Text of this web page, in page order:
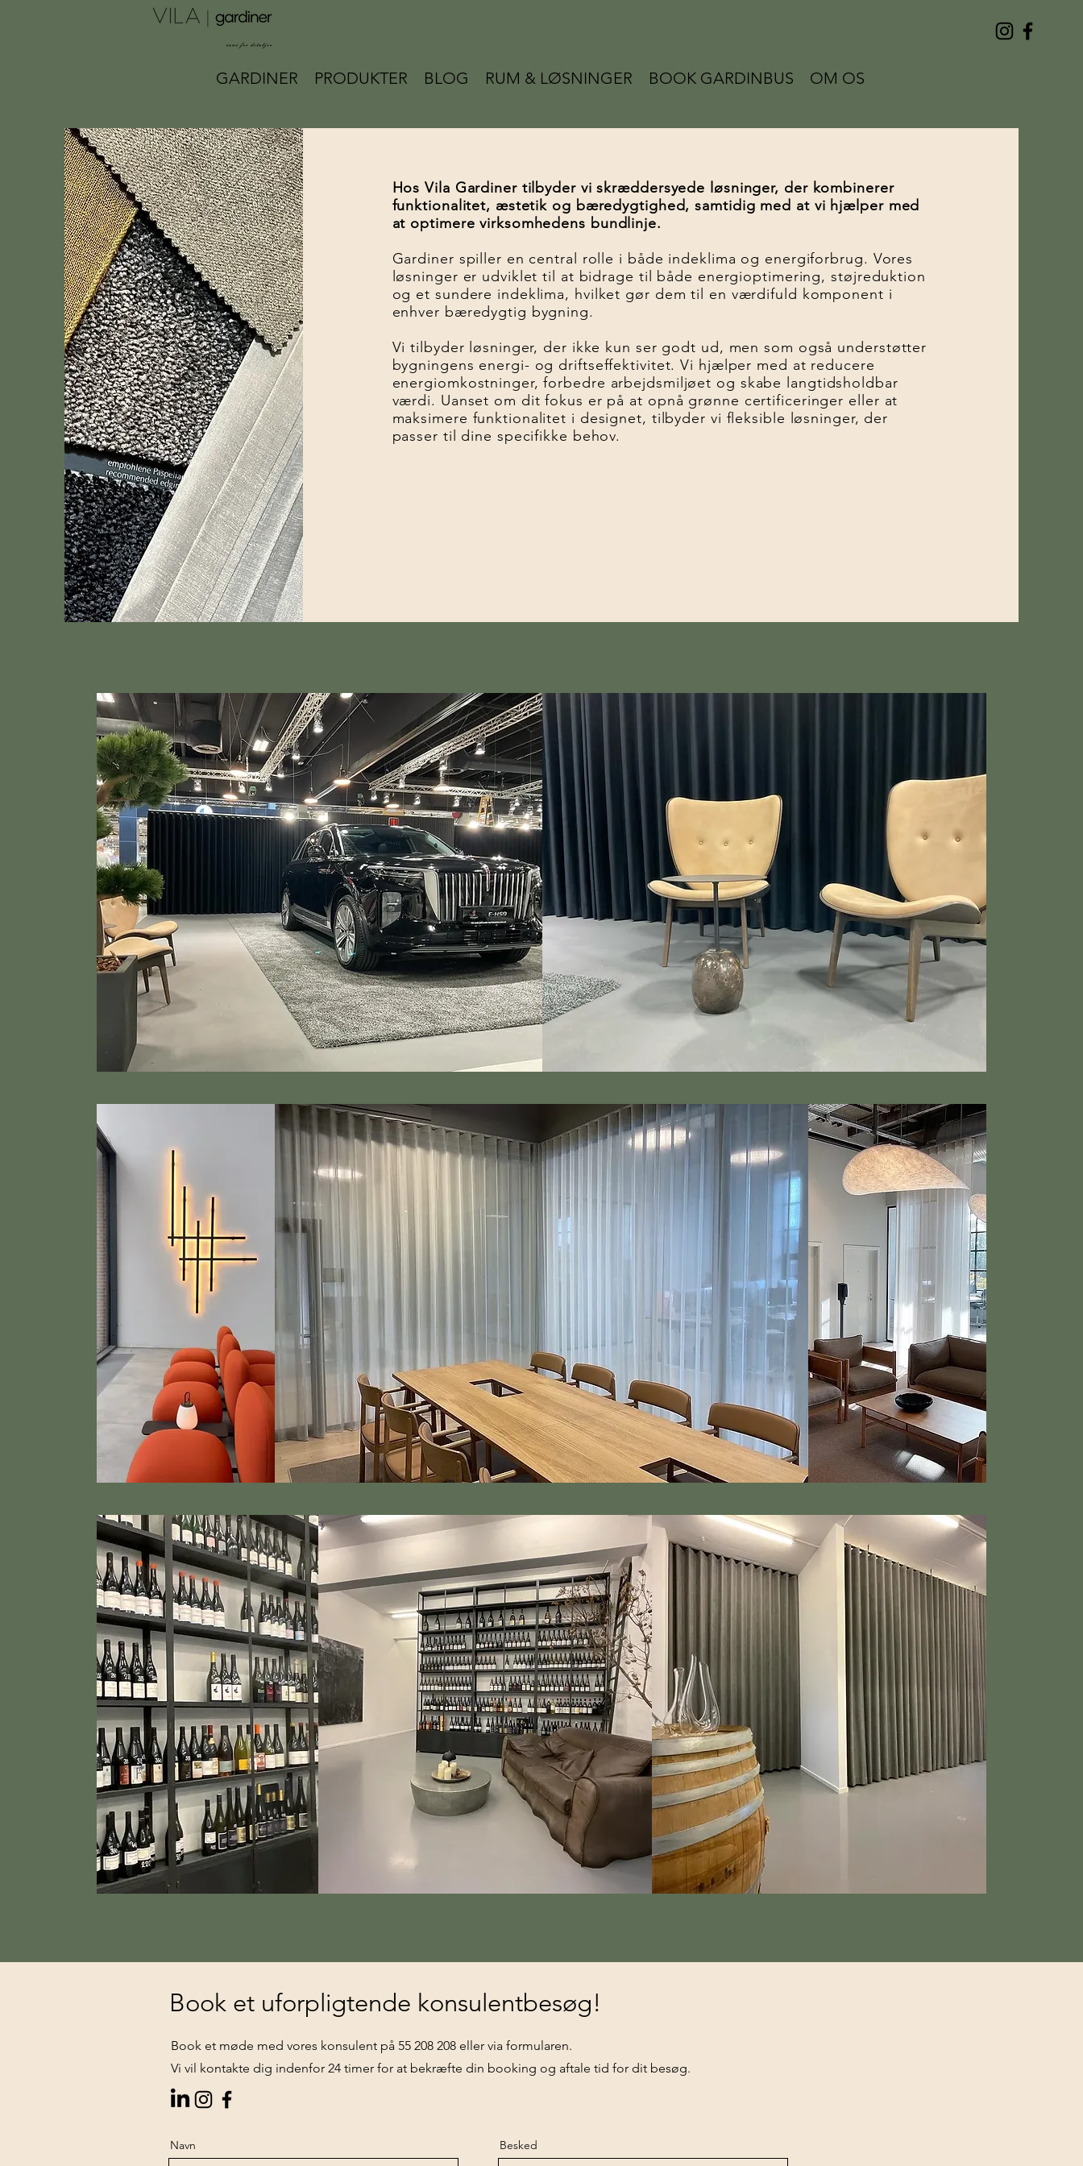
GARDINER PRODUKTER BLOG RUM & LØSNINGER BOOK GARDINBUS OM OS
Hos Vila Gardiner tilbyder vi skræddersyede løsninger, der kombinerer
funktionalitet, æstetik og bæredygtighed, samtidig med at vi hjælper med
at optimere virksomhedens bundlinje.
Gardiner spiller en central rolle i både indeklima og energiforbrug. Vores
løsninger er udviklet til at bidrage til både energioptimering, støjreduktion
og et sundere indeklima, hvilket gør dem til en værdifuld komponent i
enhver bæredygtig bygning.
Vi tilbyder løsninger, der ikke kun ser godt ud, men som også understøtter
bygningens energi- og driftseffektivitet. Vi hjælper med at reducere
energiomkostninger, forbedre arbejdsmiljøet og skabe langtidsholdbar
værdi. Uanset om dit fokus er på at opnå grønne certificeringer eller at
maksimere funktionalitet i designet, tilbyder vi fleksible løsninger, der
passer til dine specifikke behov.
Book et uforpligtende konsulentbesøg!
Book et møde med vores konsulent på 55 208 208 eller via formularen.
Vi vil kontakte dig indenfor 24 timer for at bekræfte din booking og aftale tid for dit besøg.
Navn Besked